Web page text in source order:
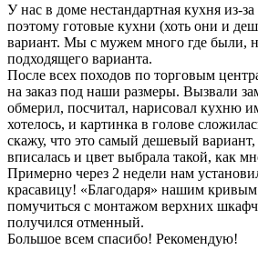
У нас в доме нестандартная кухня из-
поэтому готовые кухни (хоть они и
вариант. Мы с мужем много где были,
подходящего варианта.
После всех походов по торговым
на заказ под наши размеры. Вызвали
обмерил, посчитал, нарисовал кухню
хотелось, и картинка в голове
скажу, что это самый дешевый
вписалась и цвет выбрала такой, как
Примерно через 2 недели нам
красавицу! «Благодаря» нашим
помучиться с монтажом верхних
получился отменный.
Большое всем спасибо! Рекомендую!